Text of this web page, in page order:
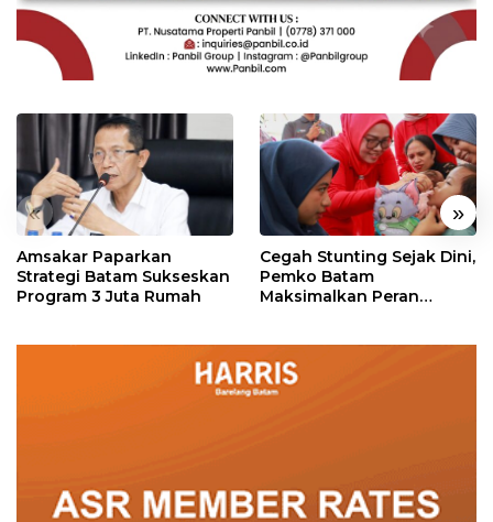
« »
Amsakar Paparkan
Strategi Batam Sukseskan
Program 3 Juta Rumah
Cegah Stunting Sejak Dini,
Pemko Batam
Maksimalkan Peran